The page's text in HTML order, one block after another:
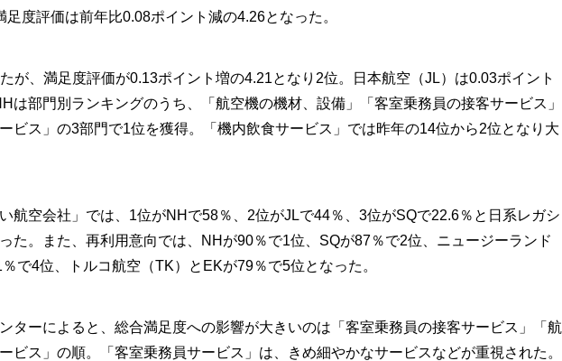
度評価は前年比0.08ポイント減の4.26となった。
が、満足度評価が0.13ポイント増の4.21となり2位。日本航空（JL）は0.03ポイント
は部門別ランキングのうち、「航空機の機材、設備」「客室乗務員の接客サービス」
ビス」の3部門で1位を獲得。「機内飲食サービス」では昨年の14位から2位となり大
航空会社」では、1位がNHで58％、2位がJLで44％、3位がSQで22.6％と日系レガシ
た。また、再利用意向では、NHが90％で1位、SQが87％で2位、ニュージーランド
で4位、トルコ航空（TK）とEKが79％で5位となった。
ターによると、総合満足度への影響が大きいのは「客室乗務員の接客サービス」「航
ビス」の順。「客室乗務員サービス」は、きめ細やかなサービスなどが重視された。